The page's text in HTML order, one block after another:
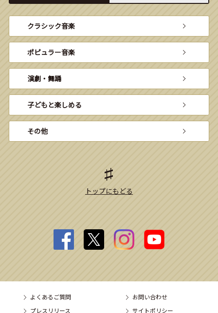
クラシック音楽
ポピュラー音楽
演劇・舞踊
子どもと楽しめる
その他
トップにもどる
よくあるご質問
お問い合わせ
プレスリリース
サイトポリシー